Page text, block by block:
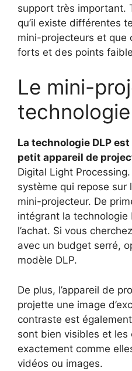
support très important.
qu’il existe différentes
mini-projecteurs et que
forts et des points
Le mini-
La technologie DLP
petit appareil de
Digital Light
système qui repose sur
mini-projecteur. De
intégrant la technologie
l’achat. Si vous
avec un budget serré,
modèle DLP.
De plus, l’appareil de
projette une image
contraste est
sont bien visibles et les
exactement comme
vidéos ou images.